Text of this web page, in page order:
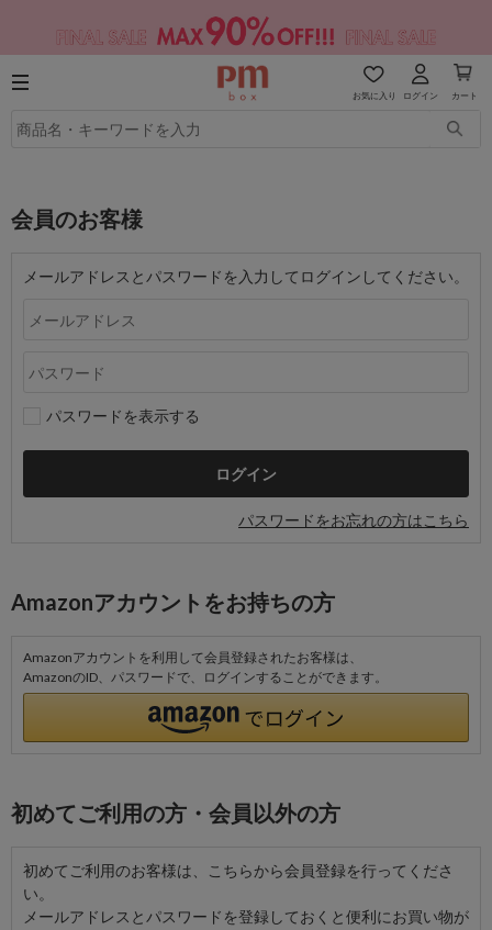
お気に入り ログイン カート
会員のお客様
メールアドレスとパスワードを入力してログインしてください。
パスワードを表示する
パスワードをお忘れの方はこちら
Amazonアカウントをお持ちの方
Amazonアカウントを利用して会員登録されたお客様は、
AmazonのID、パスワードで、ログインすることができます。
初めてご利用の方・会員以外の方
初めてご利用のお客様は、こちらから会員登録を行ってくださ
い。
メールアドレスとパスワードを登録しておくと便利にお買い物が